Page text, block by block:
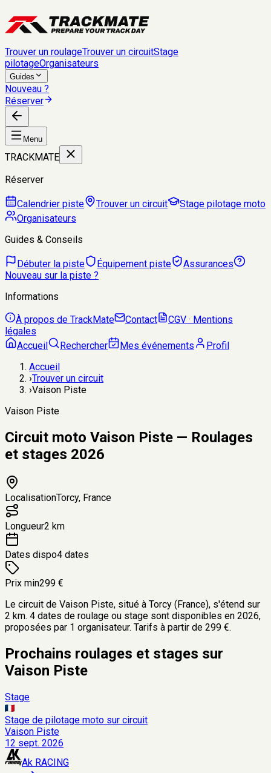
Trouver un roulageTrouver un circuitStage
pilotageOrganisateurs
Guides
Nouveau ?
Réserver
Menu
TRACKMATE
Réserver
Calendrier piste Trouver un circuit
Stage pilotage moto
Organisateurs
Guides & Conseils
Débuter la piste Équipement piste
Assurances
Nouveau sur la piste ?
Informations
À propos de TrackMate
Contact
CGV · Mentions
légales
Accueil
Rechercher Mes événements
Profil
Accueil
›Trouver un circuit
›Vaison Piste
Vaison Piste
Circuit moto Vaison Piste — Roulages
et stages 2026
LocalisationTorcy, France
Longueur2 km
Dates dispo4 dates
Prix min299 €
Le circuit de Vaison Piste, situé à Torcy (France), s'étend sur
2 km. 4 dates de roulage ou stage sont disponibles en 2026,
proposées par 1 organisateur. Tarifs à partir de 299 €.
Prochains roulages et stages sur
Vaison Piste
Stage
Stage de pilotage moto sur circuit
Vaison Piste
12 sept. 2026
Ak RACING